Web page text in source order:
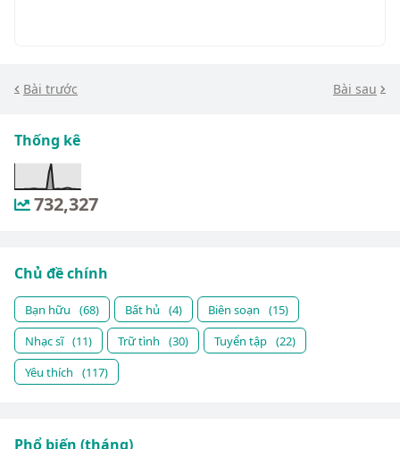
Bài trước Bài sau
Thống kê
732,327
Chủ đề chính
Bạn hữu (68) Bất hủ (4) Biên soạn
(15)
Nhạc sĩ (11) Trữ tình (30) Tuyển tập (22)
Yêu thích
(117)
Phổ biến (tháng)